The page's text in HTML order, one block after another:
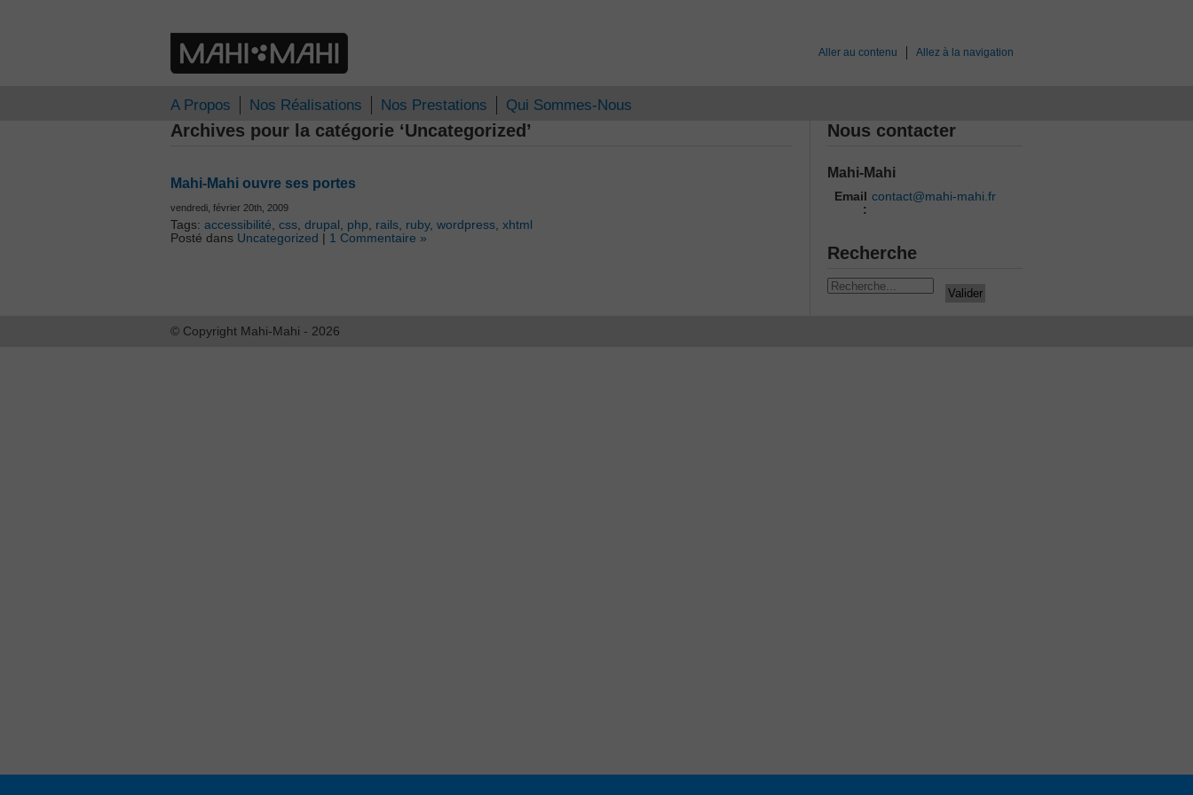
Aller au contenu Allez à la navigation
A Propos Nos Réalisations Nos Prestations Qui Sommes-Nous
Archives pour la catégorie ‘Uncategorized’
Mahi-Mahi ouvre ses portes
vendredi, février 20th, 2009
Tags: accessibilité, css, drupal , php, rails, ruby, wordpress, xhtml
Posté dans Uncategorized 1 Commentaire »
Nous contacter
Mahi-Mahi
Email
:
contact@mahi-mahi.fr
Recherche
© Copyright Mahi-Mahi - 2026